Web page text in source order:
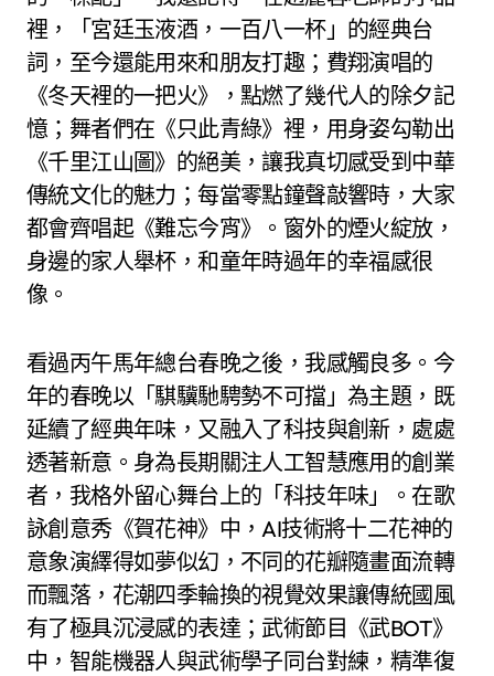
裡，「宮廷玉液酒，一百八一杯」的經典台
詞，至今還能用來和朋友打趣；費翔演唱的
《冬天裡的一把火》，點燃了幾代人的除夕記
憶；舞者們在《只此青綠》裡，用身姿勾勒出
《千里江山圖》的絕美，讓我真切感受到中華
傳統文化的魅力；每當零點鐘聲敲響時，大家
都會齊唱起《難忘今宵》。窗外的煙火綻放，
身邊的家人舉杯，和童年時過年的幸福感很
像。
看過丙午馬年總台春晚之後，我感觸良多。今
年的春晚以「騏驥馳騁勢不可擋」為主題，既
延續了經典年味，又融入了科技與創新，處處
透著新意。身為長期關注人工智慧應用的創業
者，我格外留心舞台上的「科技年味」。在歌
詠創意秀《賀花神》中，AI技術將十二花神的
意象演繹得如夢似幻，不同的花瓣隨畫面流轉
而飄落，花潮四季輪換的視覺效果讓傳統國風
有了極具沉浸感的表達；武術節目《武BOT》
中，智能機器人與武術學子同台對練，精準復